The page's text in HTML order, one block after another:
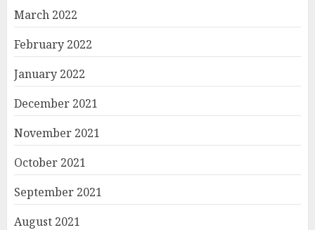
March 2022
February 2022
January 2022
December 2021
November 2021
October 2021
September 2021
August 2021